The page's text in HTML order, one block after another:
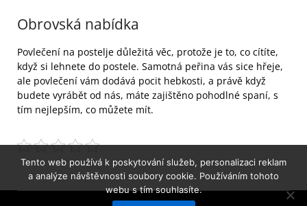
Obrovská nabídka
Povlečení na postelje důležitá věc, protože je to, co cítíte,
když si lehnete do postele. Samotná peřina vás sice hřeje,
ale povlečení vám dodává pocit hebkosti, a právě když
budete vyrábět od nás, máte zajištěno pohodlné spaní, s
tím nejlepším, co můžete mít.
Tento web používá k poskytování služeb, personalizaci reklam
a analýze návštěvnosti soubory cookie. Používáním tohoto
webu s tím souhlasíte.